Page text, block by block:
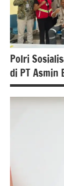
Polri
di PT Asmin